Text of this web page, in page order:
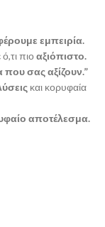
εμπειρία.
πιο αξιόπιστο.
σας αξίζουν.”
και κορυφαία
αποτέλεσμα.